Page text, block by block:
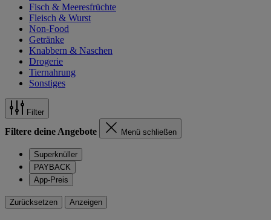
Fisch & Meeresfrüchte
Fleisch & Wurst
Non-Food
Getränke
Knabbern & Naschen
Drogerie
Tiernahrung
Sonstiges
Filter
Filtere deine Angebote Menü schließen
Superknüller
PAYBACK
App-Preis
Zurücksetzen Anzeigen